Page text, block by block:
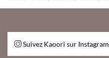
Suivez Kaoori sur Instagram